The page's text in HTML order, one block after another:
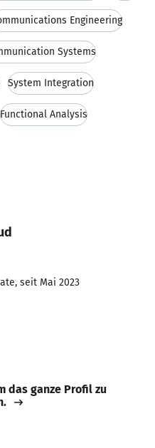
Engineering
Systems
System Integration
Functional Analysis
seit Mai 2023
das ganze Profil zu